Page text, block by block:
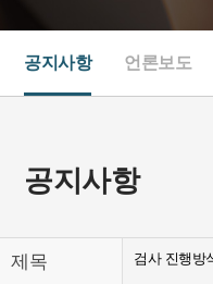
병원소식
새빛TV
공지사항 언론보도
공지사항
제목 검사 진행방